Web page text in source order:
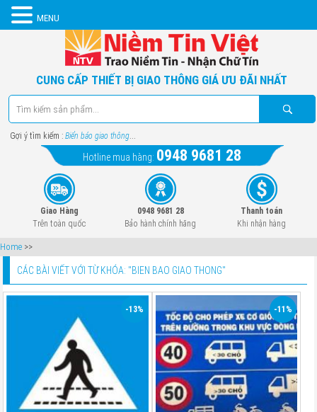
CUNG CẤP THIẾT BỊ GIAO THÔNG GIÁ ƯU ĐÃI NHẤT
Gợi ý tìm kiếm : Biển báo giao thông...
Hotline mua hàng: 0948 9681 28
Giao Hàng
Trên toàn quốc
0948 9681 28
Bảo hành chính hãng
Thanh toán
Khi nhận hàng
Home >>
CÁC BÀI VIẾT VỚI TỪ KHÓA: "BIEN BAO GIAO THONG"
-13% -11%
MENU